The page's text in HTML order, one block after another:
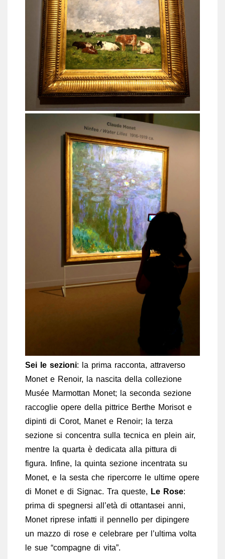
Sei le sezioni: la prima racconta, attraverso
Monet e Renoir, la nascita della collezione
Musée Marmottan Monet; la seconda sezione
raccoglie opere della pittrice Berthe Morisot e
dipinti di Corot, Manet e Renoir; la terza
sezione si concentra sulla tecnica en plein air,
mentre la quarta è dedicata alla pittura di
figura. Infine, la quinta sezione incentrata su
Monet, e la sesta che ripercorre le ultime opere
di Monet e di Signac. Tra queste, Le Rose:
prima di spegnersi all’età di ottantasei anni,
Monet riprese infatti il pennello per dipingere
un mazzo di rose e celebrare per l’ultima volta
le sue “compagne di vita”.